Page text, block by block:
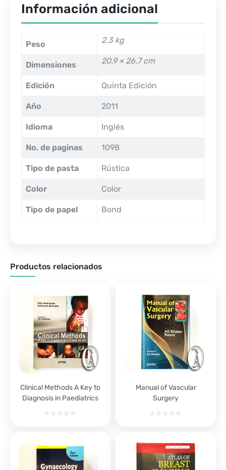
Información adicional
Peso 2.3 kg
Dimensiones 20.9 × 26.7 cm
Edición Quinta Edición
Año 2011
Idioma Inglés
No. de paginas 1098
Tipo de pasta Rústica
Color Color
Tipo de papel Bond
Productos relacionados
Clinical Methods A Key to
Diagnosis in Paediatrics
Manual of Vascular
Surgery